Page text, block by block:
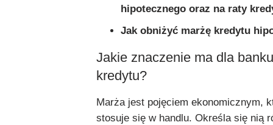
hipotecznego oraz na raty
Jak obniżyć marżę kredytu
Jakie znaczenie ma dla
kredytu?
Marża jest pojęciem ekonomicznym,
stosuje się w handlu. Określa się nią